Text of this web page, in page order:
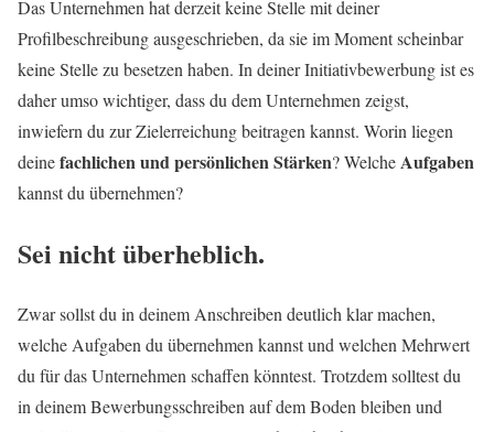
Das Unternehmen hat derzeit keine Stelle mit deiner
Profilbeschreibung ausgeschrieben, da sie im Moment scheinbar
keine Stelle zu besetzen haben. In deiner Initiativbewerbung ist es
daher umso wichtiger, dass du dem Unternehmen zeigst,
inwiefern du zur Zielerreichung beitragen kannst. Worin liegen
deinefachlichen und persönlichen Stärken? WelcheAufgaben
kannst du übernehmen?
Sei nicht überheblich.
Zwar sollst du in deinem Anschreiben deutlich klar machen,
welche Aufgaben du übernehmen kannst und welchen Mehrwert
du für das Unternehmen schaffen könntest. Trotzdem solltest du
in deinem Bewerbungsschreiben auf dem Boden bleiben und